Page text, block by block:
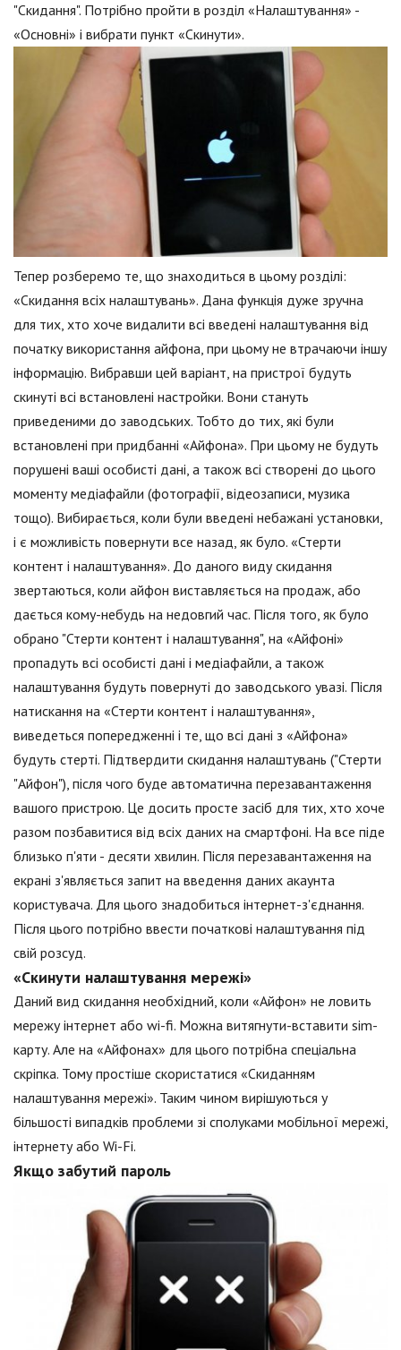
"Скидання". Потрібно пройти в розділ «Налаштування» -
«Основні» і вибрати пункт «Скинути».
Тепер розберемо те, що знаходиться в цьому розділі:
«Скидання всіх налаштувань». Дана функція дуже зручна
для тих, хто хоче видалити всі введені налаштування від
початку використання айфона, при цьому не втрачаючи іншу
інформацію. Вибравши цей варіант, на пристрої будуть
скинуті всі встановлені настройки. Вони стануть
приведеними до заводських. Тобто до тих, які були
встановлені при придбанні «Айфона». При цьому не будуть
порушені ваші особисті дані, а також всі створені до цього
моменту медіафайли (фотографії, відеозаписи, музика
тощо). Вибирається, коли були введені небажані установки,
і є можливість повернути все назад, як було. «Стерти
контент і налаштування». До даного виду скидання
звертаються, коли айфон виставляється на продаж, або
дається кому-небудь на недовгий час. Після того, як було
обрано "Стерти контент і налаштування", на «Айфоні»
пропадуть всі особисті дані і медіафайли, а також
налаштування будуть повернуті до заводського увазі. Після
натискання на «Стерти контент і налаштування»,
виведеться попередженні і те, що всі дані з «Айфона»
будуть стерті. Підтвердити скидання налаштувань ("Стерти
"Айфон"), після чого буде автоматична перезавантаження
вашого пристрою. Це досить просте засіб для тих, хто хоче
разом позбавитися від всіх даних на смартфоні. На все піде
близько п'яти - десяти хвилин. Після перезавантаження на
екрані з'являється запит на введення даних акаунта
користувача. Для цього знадобиться інтернет-з'єднання.
Після цього потрібно ввести початкові налаштування під
свій розсуд.
«Скинути налаштування мережі»
Даний вид скидання необхідний, коли «Айфон» не ловить
мережу інтернет або wi-fi. Можна витягнути-вставити sim-
карту. Але на «Айфонах» для цього потрібна спеціальна
скріпка. Тому простіше скористатися «Скиданням
налаштування мережі». Таким чином вирішуються у
більшості випадків проблеми зі сполуками мобільної мережі,
інтернету або Wi-Fi.
Якщо забутий пароль